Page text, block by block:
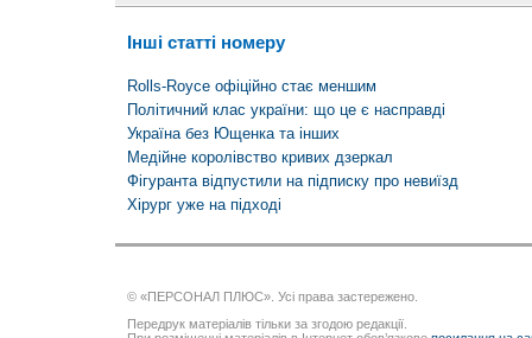
Інші статті номеру
Rolls-Royce офіційно стає меншим
Політичний клас україни: що це є насправді
Україна без Ющенка та інших
Медійне королівство кривих дзеркал
Фігуранта відпустили на підписку про невиїзд
Хірург уже на підході
© «ПЕРСОНАЛ ПЛЮС». Усі права застережено.
Передрук матеріалів тільки за згодою редакції.